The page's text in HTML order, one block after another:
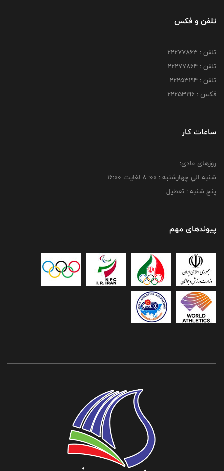
تلفن و فکس
تلفن : 22277863
تلفن : 22277864
تلفن : 22253194
فکس : 22253196
ساعات کار
روزهای عادی:
شنبه الي چهارشنبه : 00: 8 لغايت 16:00
پنج شنبه : تعطیل
پیوندهای مهم